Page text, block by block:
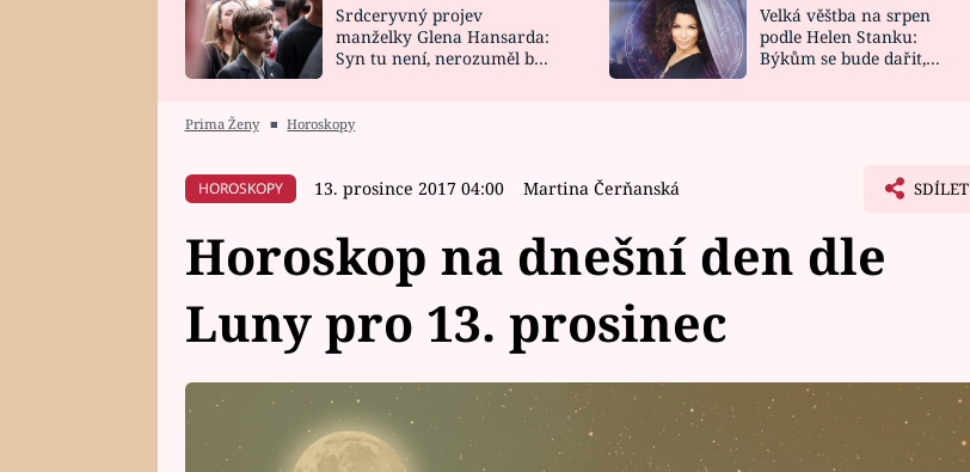
HOROSKOP NA
CELEBRITY
VAŘENÍ
NOVINKY
VIDEORECEPTY
Srdceryvný projev
manželky Glena Hansarda:
Syn tu není, nerozuměl by
Velká věštba na srpen
podle Helen Stanku:
Býkům se bude dařit,
Prima Ženy ■ Horoskopy
HOROSKOPY 13. prosince 2017 04:00 Martina Čerňanská SDÍLET
Horoskop na dnešní den dle
Luny pro 13. prosinec